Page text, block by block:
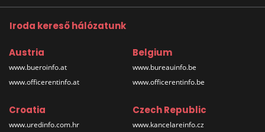
Iroda kereső hálózatunk
Austria
www.bueroinfo.at
www.officerentinfo.at
Belgium
www.bureauinfo.be
www.officerentinfo.be
Croatia
www.uredinfo.com.hr
Czech Republic
www.kancelareinfo.cz